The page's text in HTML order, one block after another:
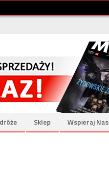
Sklep Wspieraj Nas